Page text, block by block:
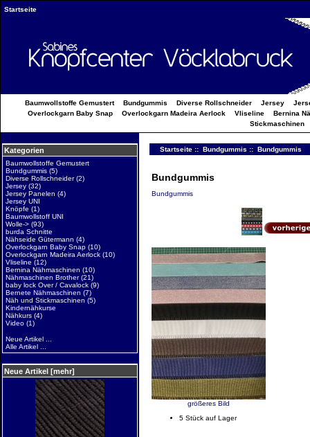
Startseite
Baumwollstoffe Gemustert Bundgummis Diverse Rollschneider Jersey
Overlockgarn Baby Snap
Overlockgarn Madeira Aerlock Vliseline
Bernina
Stickmaschinen
Kategorien
Baumwollstoffe Gemustert
Bundgummis(5)
Diverse Rollschneider(2)
Jersey(32)
Jersey Panelen (4)
Jersey UNI
Knöpfe (1)
Baumwollstoff UNI
Wolle->(93)
burda Schnitte
Nähseide Gütermann (4)
Overlockgarn Baby Snap(10)
Overlockgarn Madeira Aerlock(10)
Vliseline (12)
Bernina Nähmaschinen (10)
Nähmaschinen Brother(21)
baby lock Over / Cavalock(9)
Bernete Nähmaschinen (7)
Näh und Stickmaschinen (5)
Kindernähkurse
Nähkurs(4)
Video(1)
Neue Artikel ...
Alle Artikel ...
Neue Artikel [mehr]
Startseite :: Bundgummis :: Bundgummis
Bundgummis
Bundgummis
größeres Bild
5 Stück auf Lager